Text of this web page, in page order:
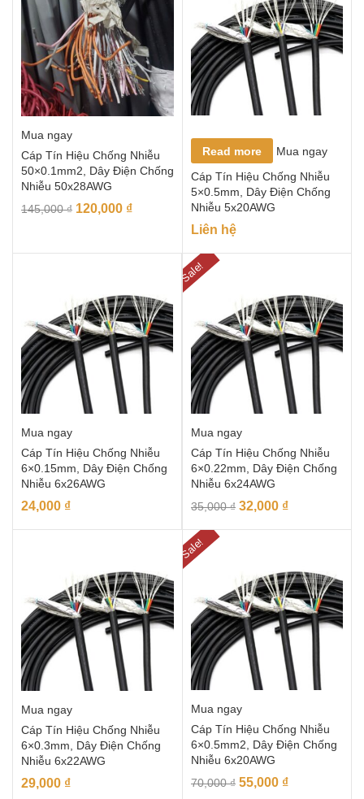
Mua ngay
Cáp Tín Hiệu Chống Nhiễu
50×0.1mm2, Dây Điện Chống
Nhiễu 50x28AWG
145,000₫ 120,000 ₫
Read more
Mua ngay
Cáp Tín Hiệu Chống Nhiễu
5×0.5mm, Dây Điện Chống
Nhiễu 5x20AWG
Liên hệ
Mua ngay
Cáp Tín Hiệu Chống Nhiễu
6×0.15mm, Dây Điện Chống
Nhiễu 6x26AWG
24,000 ₫
Sale!
Mua ngay
Cáp Tín Hiệu Chống Nhiễu
6×0.22mm, Dây Điện Chống
Nhiễu 6x24AWG
35,000₫ 32,000 ₫
Mua ngay
Cáp Tín Hiệu Chống Nhiễu
6×0.3mm, Dây Điện Chống
Nhiễu 6x22AWG
29,000 ₫
Sale!
Mua ngay
Cáp Tín Hiệu Chống Nhiễu
6×0.5mm2, Dây Điện Chống
Nhiễu 6x20AWG
70,000₫ 55,000 ₫